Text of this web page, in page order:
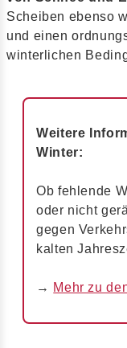
Scheiben ebenso
und einen
winterlichen
Weitere
Winter:
Ob fehlende
oder nicht
gegen
kalten
→ Mehr zu